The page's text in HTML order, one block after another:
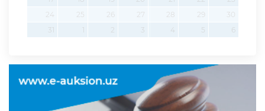
24
25 26 27 28 29
30
31
1 2 3 4 5 6